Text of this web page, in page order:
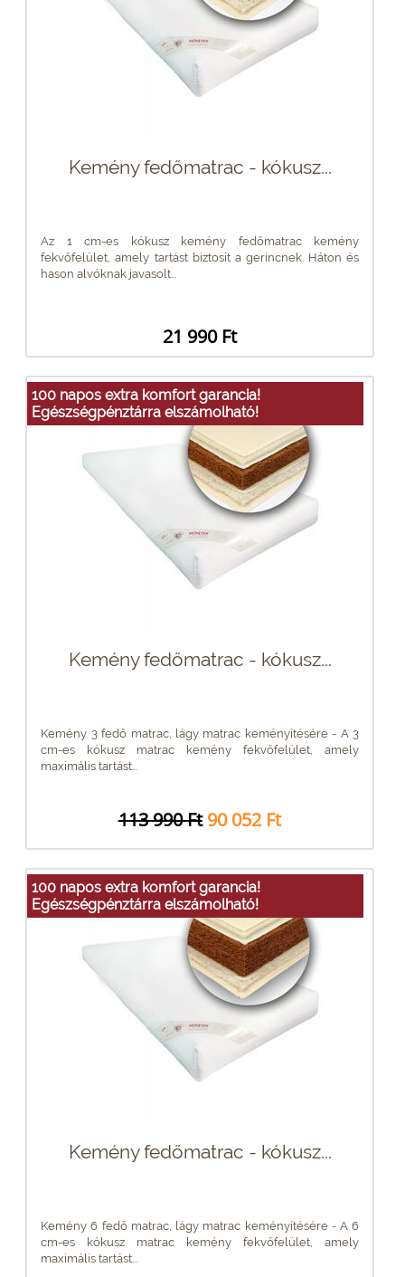
Kemény fedőmatrac - kókusz...
Az 1 cm-es kókusz kemény fedőmatrac kemény
fekvőfelület, amely tartást biztosít a gerincnek. Háton és
hason alvóknak javasolt...
21 990 Ft
100 napos extra komfort garancia!
Egészségpénztárra elszámolható!
Kemény fedőmatrac - kókusz...
Kemény 3 fedő matrac, lágy matrac keményítésére - A 3
cm-es kókusz matrac kemény fekvőfelület, amely
maximális tartást...
113 990 Ft 90 052 Ft
100 napos extra komfort garancia!
Egészségpénztárra elszámolható!
Kemény fedőmatrac - kókusz...
Kemény 6 fedő matrac, lágy matrac keményítésére - A 6
cm-es kókusz matrac kemény fekvőfelület, amely
maximális tartást...